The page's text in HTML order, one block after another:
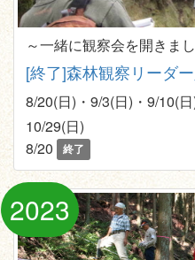
～一緒に観察会を開きま
[終了]森林観察リーダ
8/20(日)・9/3(日)・9/10(
10/29(日)
8/20
終了
2023